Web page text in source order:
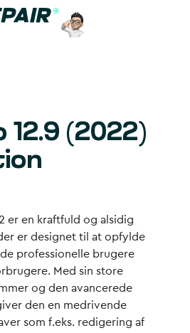
90
12.9 (2022)
er en kraftfuld og alsidig
er designet til at opfylde
professionelle brugere
Med sin store
og den avancerede
den en medrivende
som f.eks. redigering af